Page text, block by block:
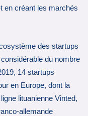
en créant les marchés
des startups
du nombre
14 startups
en Europe, dont la
lituanienne Vinted,
allemande